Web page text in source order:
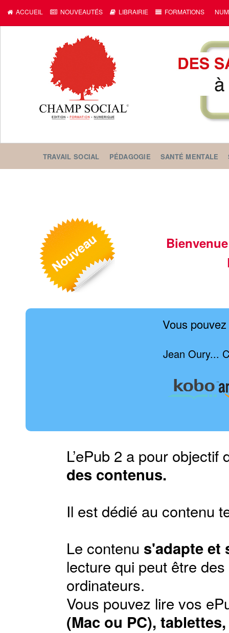
ACCUEIL NOUVEAUTÉS LIBRAIRIE FORMATIONS
TRAVAIL SOCIAL PÉDAGOGIE SANTÉ MENTALE
Vous
Jean Oury...
L’ePub 2 a pour
des contenus.
Il est dédié au contenu
Le contenu s'adapte et
lecture qui peut être
ordinateurs.
Vous pouvez lire vos
(Mac ou PC),